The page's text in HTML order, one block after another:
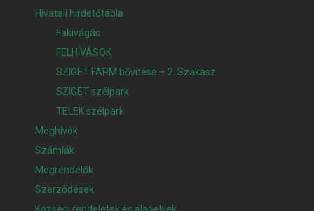
Hivatali hirdetőtábla
Fakivágás
FELHÍVÁSOK
SZIGET FARM bővítése – 2. Szakasz
SZIGET szélpark
TELEK szélpark
Meghívók
Számlák
Megrendelők
Szerződések